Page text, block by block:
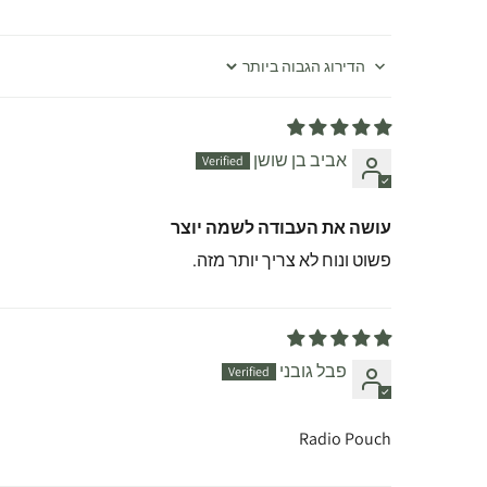
Sort by
אביב בן שושן
עושה את העבודה לשמה יוצר
פשוט ונוח לא צריך יותר מזה.
פבל גובני
Radio Pouch